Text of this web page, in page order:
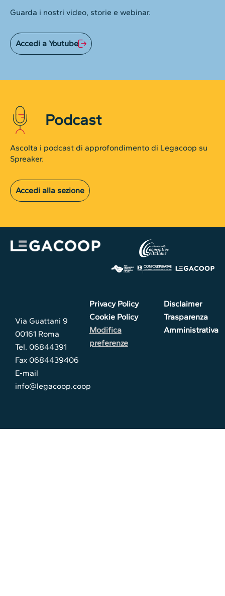
Guarda i nostri video, storie e webinar.
Accedi a Youtube
Podcast
Ascolta i podcast di approfondimento di Legacoop su
Spreaker.
Accedi alla sezione
Via Guattani 9
00161 Roma
Tel. 06844391
Fax 0684439406
E-mail
info@legacoop.coop
Privacy Policy
Cookie Policy
Modifica
preferenze
Disclaimer
Trasparenza
Amministrativa